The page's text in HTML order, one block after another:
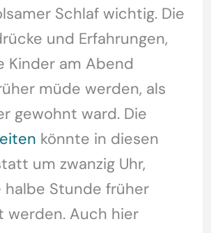
Schlaf wichtig. Die
und Erfahrungen,
Kinder am Abend
müde werden, als
gewohnt ward. Die
könnte in diesen
um zwanzig Uhr,
halbe Stunde früher
werden. Auch hier